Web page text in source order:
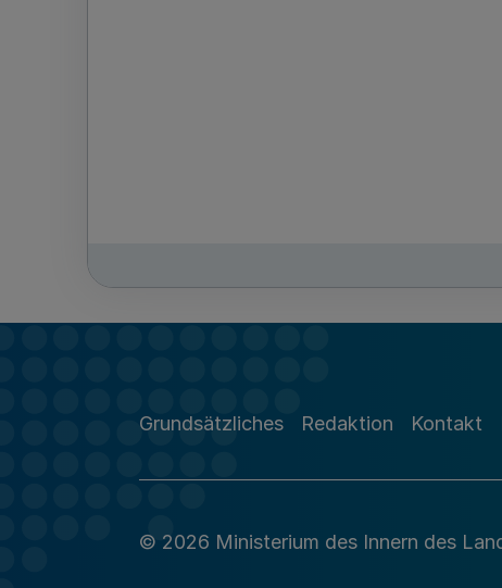
Grundsätzliches Redaktion Kontakt
© 2026 Ministerium des Innern des